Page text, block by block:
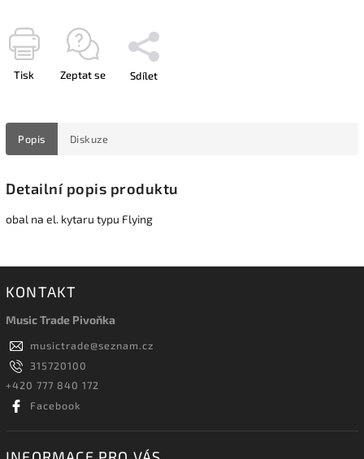
Tisk Zeptat se Sdílet
Popis Diskuze
Detailní popis produktu
obal na el. kytaru typu Flying
KONTAKT
Music Trade Pivoňka
musictrade@seznam.cz
315720100
+420 777 840 172
Facebook